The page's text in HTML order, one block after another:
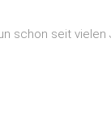
schon seit vielen